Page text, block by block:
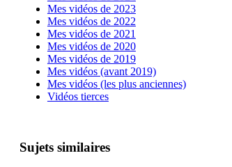
Mes vidéos de 2023
Mes vidéos de 2022
Mes vidéos de 2021
Mes vidéos de 2020
Mes vidéos de 2019
Mes vidéos (avant 2019)
Mes vidéos (les plus anciennes)
Vidéos tierces
Sujets similaires